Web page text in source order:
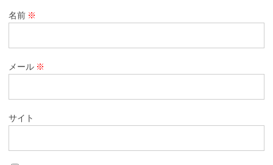
名前 ※
メール ※
サイト